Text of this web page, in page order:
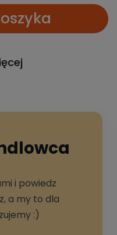
i powiedz
a my to dla
:)